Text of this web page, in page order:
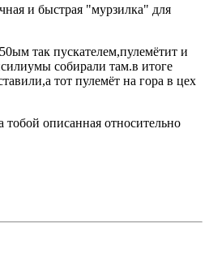
и быстрая "мурзилка" для
так пускателем,пулемётит и
собирали там.в итоге
тот пулемёт на гора в цех
описанная относительно